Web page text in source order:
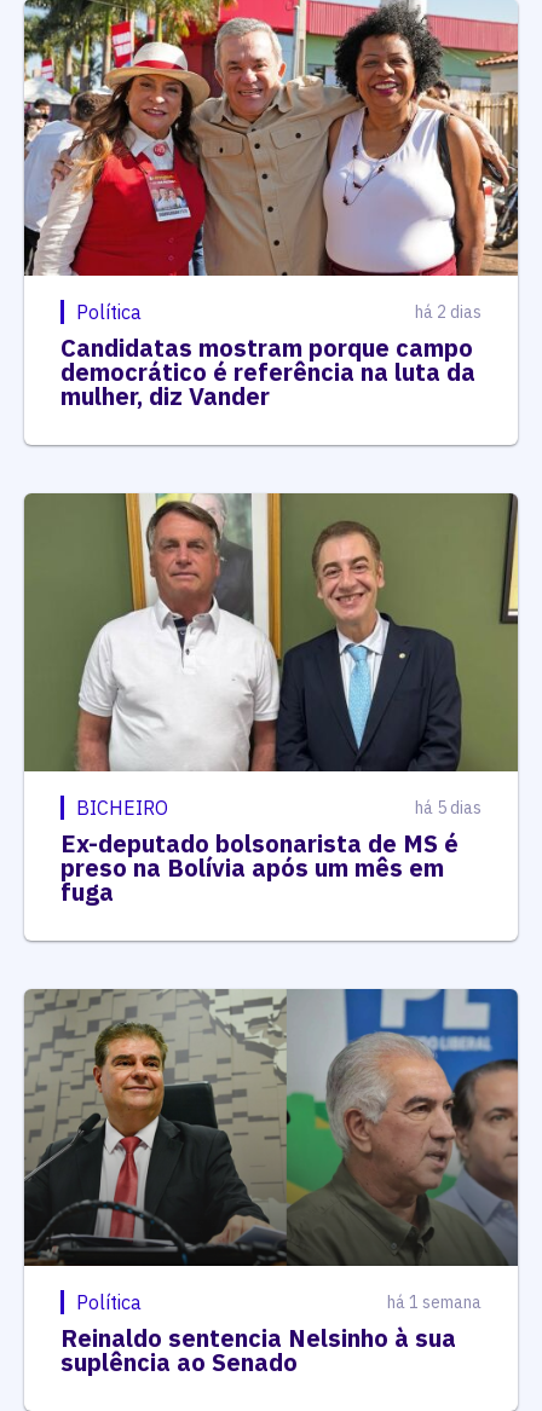
Política há 2 dias
Candidatas mostram porque campo
democrático é referência na luta da
mulher, diz Vander
BICHEIRO há 5 dias
Ex-deputado bolsonarista de MS é
preso na Bolívia após um mês em
fuga
Política há 1 semana
Reinaldo sentencia Nelsinho à sua
suplência ao Senado